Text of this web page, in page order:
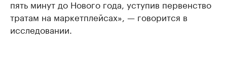
пять минут до Нового года, уступив первенство
тратам на маркетплейсах», — говорится в
исследовании.